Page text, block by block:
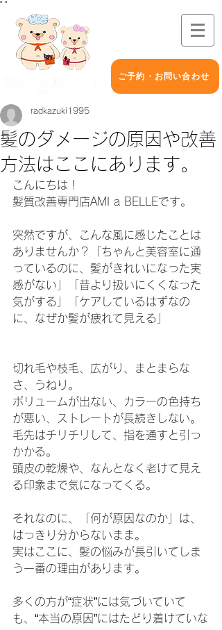
" "
ご予約・お問い合わせ
髪のダメージの原因や改善
方法はここにあります。
radkazuki1995
こんにちは！
髪質改善専門店AMI a BELLEです。
突然ですが、こんな風に感じたことは
ありませんか？「ちゃんと美容室に通
っているのに、髪がきれいになった実
感がない」「昔より扱いにくくなった
気がする」「ケアしているはずなの
に、なぜか髪が疲れて見える」
切れ毛や枝毛、広がり、まとまらな
さ、うねり。
ボリュームが出ない、カラーの色持ち
が悪い、ストレートが長続きしない。
毛先はチリチリして、指を通すと引っ
かかる。
頭皮の乾燥や、なんとなく老けて見え
る印象まで気になってくる。
それなのに、「何が原因なのか」は、
はっきり分からないまま。
実はここに、髪の悩みが長引いてしま
う一番の理由があります。
多くの方が“症状”には気づいていて
も、“本当の原因”にはたどり着けていな